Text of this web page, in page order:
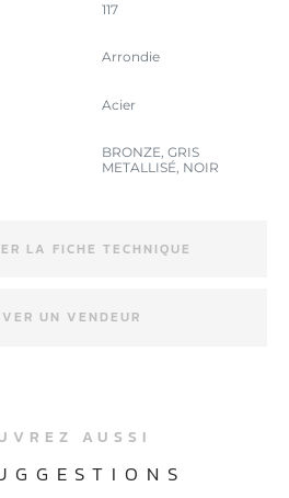
117
Arrondie
Acier
BRONZE, GRIS
METALLISÉ, NOIR
LA FICHE TECHNIQUE
UN VENDEUR
AUSSI